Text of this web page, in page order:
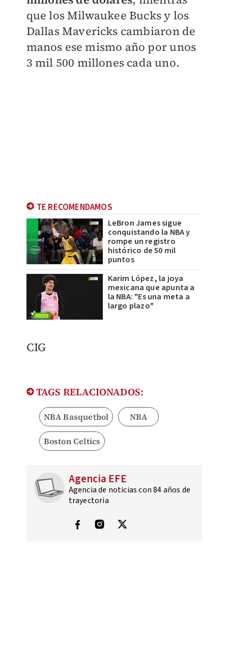
que los Milwaukee Bucks y los
Dallas Mavericks cambiaron de
manos ese mismo año por unos
3 mil 500 millones cada uno.
TE RECOMENDAMOS
LeBron James sigue
conquistando la NBA y
rompe un registro
histórico de 50 mil
puntos
Karim López, la joya
mexicana que apunta a
la NBA: "Es una meta a
largo plazo"
​CIG
TAGS RELACIONADOS:
NBA Basquetbol NBA
Boston Celtics
Agencia EFE
Agencia de noticias con 84 años de
trayectoria